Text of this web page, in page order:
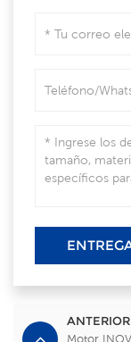
ANTERIOR
Motor